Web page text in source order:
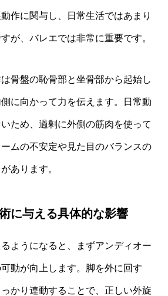
作に関与し、日常生活ではあまり
が、バレエでは非常に重要です。
骨盤の恥骨部と坐骨部から起始し
に向かって力を伝えます。日常動
ため、過剰に外側の筋肉を使って
ムの不安定や見た目のバランスの
あります。
に与える具体的な影響
ようになると、まずアンディオー
動が向上します。脚を外に回す
かり連動することで、正しい外旋